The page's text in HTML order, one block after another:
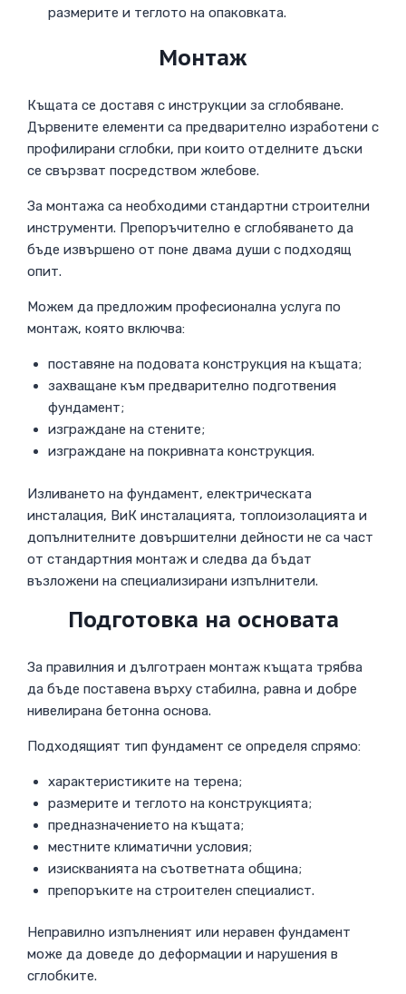
размерите и теглото на опаковката.
Монтаж
Къщата се доставя с инструкции за сглобяване.
Дървените елементи са предварително изработени с
профилирани сглобки, при които отделните дъски
се свързват посредством жлебове.
За монтажа са необходими стандартни строителни
инструменти. Препоръчително е сглобяването да
бъде извършено от поне двама души с подходящ
опит.
Можем да предложим професионална услуга по
монтаж, която включва:
поставяне на подовата конструкция на къщата;
захващане към предварително подготвения
фундамент;
изграждане на стените;
изграждане на покривната конструкция.
Изливането на фундамент, електрическата
инсталация, ВиК инсталацията, топлоизолацията и
допълнителните довършителни дейности не са част
от стандартния монтаж и следва да бъдат
възложени на специализирани изпълнители.
Подготовка на основата
За правилния и дълготраен монтаж къщата трябва
да бъде поставена върху стабилна, равна и добре
нивелирана бетонна основа.
Подходящият тип фундамент се определя спрямо:
характеристиките на терена;
размерите и теглото на конструкцията;
предназначението на къщата;
местните климатични условия;
изискванията на съответната община;
препоръките на строителен специалист.
Неправилно изпълненият или неравен фундамент
може да доведе до деформации и нарушения в
сглобките.